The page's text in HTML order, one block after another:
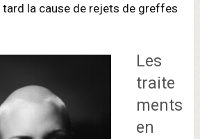
tard la cause de rejets de greffes
Les
traite
ments
en